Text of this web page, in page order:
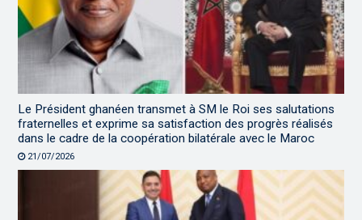
Le Président ghanéen transmet à SM le Roi ses salutations
fraternelles et exprime sa satisfaction des progrès réalisés
dans le cadre de la coopération bilatérale avec le Maroc
21/07/2026